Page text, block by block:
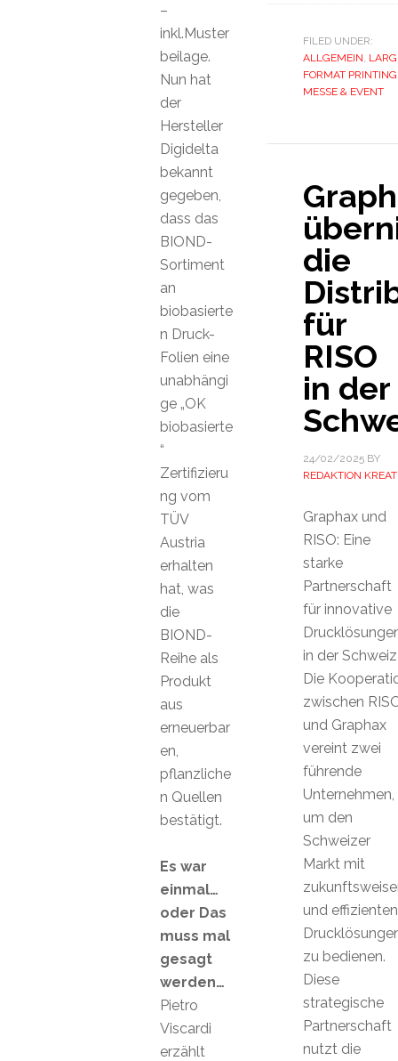
FILED UNDER:
ALLGEMEIN,
FORMAT PRINTING
MESSE & EVENT
die
für
RISO
in der
24/02/2025BY
REDAKTION
Graphax und
RISO: Eine
starke
Partnerschaft
für innovative
in der Schweiz
Die
zwischen
und Graphax
vereint zwei
führende
Unternehmen,
um den
Schweizer
Markt mit
und effizienten
zu bedienen.
Diese
strategische
Partnerschaft
nutzt die
–
inkl.Muster
beilage.
Nun hat
der
Hersteller
Digidelta
bekannt
gegeben,
dass das
BIOND-
Sortiment
an
biobasierte
n Druck-
Folien eine
unabhängi
ge „OK
biobasierte
“
Zertifizieru
ng vom
TÜV
Austria
erhalten
hat, was
die
BIOND-
Reihe als
Produkt
aus
erneuerbar
en,
pflanzliche
n Quellen
bestätigt.
Es war
einmal…
oder Das
muss mal
gesagt
werden…
Pietro
Viscardi
erzählt